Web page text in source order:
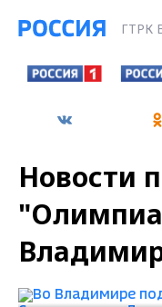
ГТРК
Новости